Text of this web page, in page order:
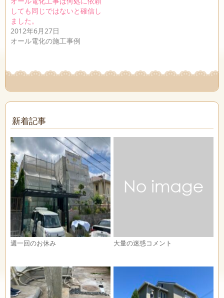
しても同じではないと確信し
ました。
2012年6月27日
オール電化の施工事例
新着記事
週一回のお休み 大量の迷惑コメント